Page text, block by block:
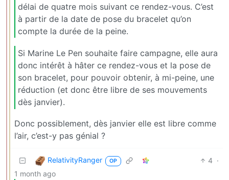
délai de quatre mois suivant ce rendez-vous. C’est
à partir de la date de pose du bracelet qu’on
compte la durée de la peine.
Si Marine Le Pen souhaite faire campagne, elle aura
donc intérêt à hâter ce rendez-vous et la pose de
son bracelet, pour pouvoir obtenir, à mi-peine, une
réduction (et donc être libre de ses mouvements
dès janvier).
Donc possiblement, dès janvier elle est libre comme
l’air, c’est-y pas génial ?
RelativityRanger OP 4 ·
1 month ago